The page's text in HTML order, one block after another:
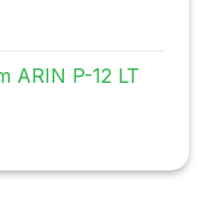
ARIN P-12 LT